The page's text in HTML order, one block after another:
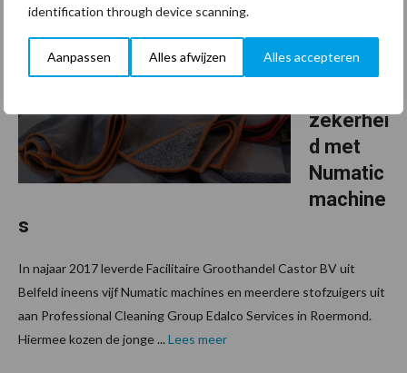
identification through device scanning.
Aanpassen Alles afwijzen Alles accepteren
Services
kiest
zekerhei
d met
Numatic
machine
s
16 januari 2018
In najaar 2017 leverde Facilitaire Groothandel Castor BV uit
Belfeld ineens vijf Numatic machines en meerdere stofzuigers uit
aan Professional Cleaning Group Edalco Services in Roermond.
Hiermee kozen de jonge ...Lees meer